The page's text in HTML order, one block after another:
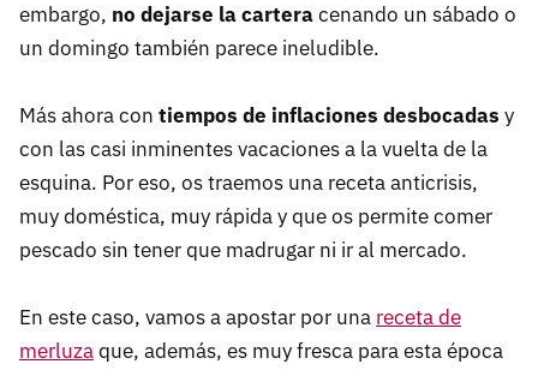
embargo, no dejarse la carteracenando un sábado o
un domingo también parece ineludible.
Más ahora con tiempos de inflaciones desbocadas y
con las casi inminentes vacaciones a la vuelta de la
esquina. Por eso, os traemos una receta anticrisis,
muy doméstica, muy rápida y que os permite comer
pescado sin tener que madrugar ni ir al mercado.
En este caso, vamos a apostar por una receta de
merluzaque, además, es muy fresca para esta época